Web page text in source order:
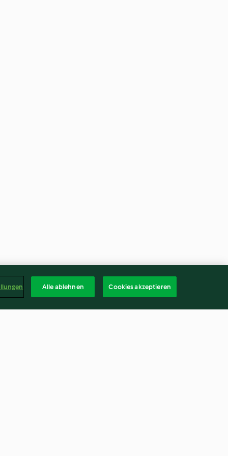
Alle ablehnen Cookies akzeptieren